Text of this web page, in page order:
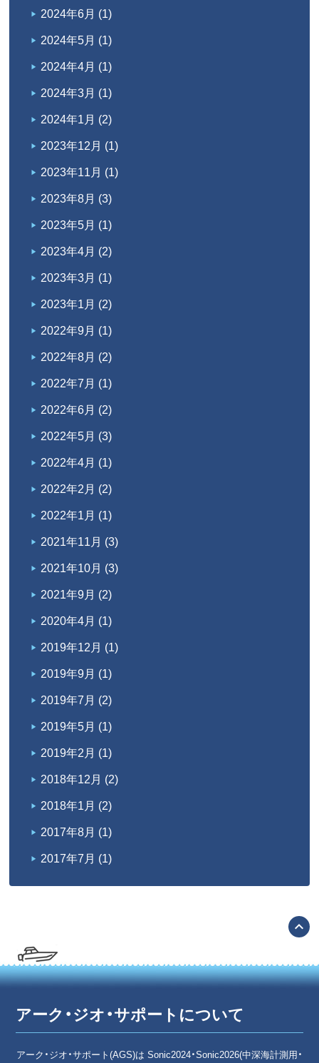
2024年6月 (1)
2024年5月 (1)
2024年4月 (1)
2024年3月 (1)
2024年1月 (2)
2023年12月 (1)
2023年11月 (1)
2023年8月 (3)
2023年5月 (1)
2023年4月 (2)
2023年3月 (1)
2023年1月 (2)
2022年9月 (1)
2022年8月 (2)
2022年7月 (1)
2022年6月 (2)
2022年5月 (3)
2022年4月 (1)
2022年2月 (2)
2022年1月 (1)
2021年11月 (3)
2021年10月 (3)
2021年9月 (2)
2020年4月 (1)
2019年12月 (1)
2019年9月 (1)
2019年7月 (2)
2019年5月 (1)
2019年2月 (1)
2018年12月 (2)
2018年1月 (2)
2017年8月 (1)
2017年7月 (1)
expand_less
アーク・ジオ・サポートについて
アーク・ジオ・サポート(AGS)は Sonic2024・Sonic2026(中深海計測用・